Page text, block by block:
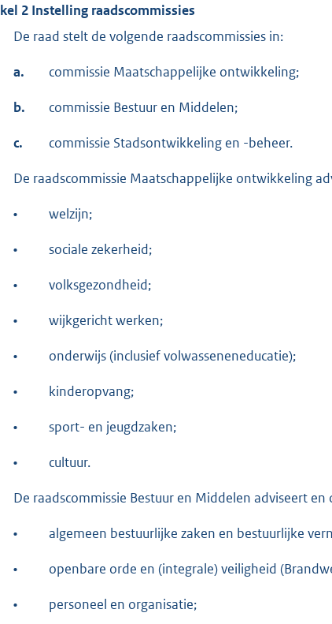
2 Instelling raadscommissies
De raad stelt de volgende raadscommissies in:
a. commissie Maatschappelijke ontwikkeling;
b. commissie Bestuur en Middelen;
c. commissie Stadsontwikkeling en -beheer.
De raadscommissie Maatschappelijke ontwikkeling
• welzijn;
• sociale zekerheid;
• volksgezondheid;
• wijkgericht werken;
• onderwijs (inclusief volwasseneneducatie);
• kinderopvang;
• sport- en jeugdzaken;
• cultuur.
De raadscommissie Bestuur en Middelen adviseert
• algemeen bestuurlijke zaken en bestuurlijke
• openbare orde en (integrale) veiligheid
• personeel en organisatie;